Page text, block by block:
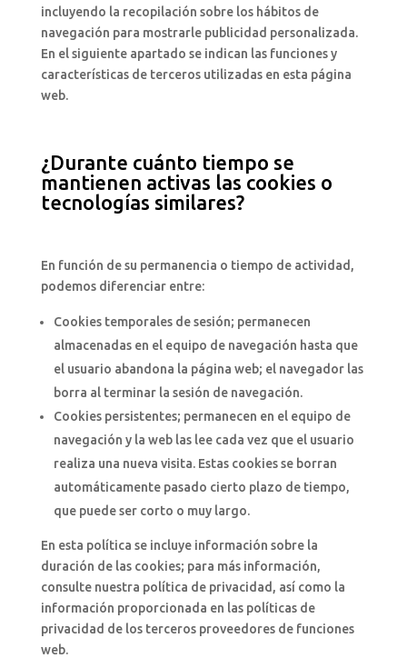
incluyendo la recopilación sobre los hábitos de
navegación para mostrarle publicidad personalizada.
En el siguiente apartado se indican las funciones y
características de terceros utilizadas en esta página
web.
¿Durante cuánto tiempo se
mantienen activas las cookies o
tecnologías similares?
En función de su permanencia o tiempo de actividad,
podemos diferenciar entre:
Cookies temporales de sesión; permanecen
almacenadas en el equipo de navegación hasta que
el usuario abandona la página web; el navegador las
borra al terminar la sesión de navegación.
Cookies persistentes; permanecen en el equipo de
navegación y la web las lee cada vez que el usuario
realiza una nueva visita. Estas cookies se borran
automáticamente pasado cierto plazo de tiempo,
que puede ser corto o muy largo.
En esta política se incluye información sobre la
duración de las cookies; para más información,
consulte nuestra política de privacidad, así como la
información proporcionada en las políticas de
privacidad de los terceros proveedores de funciones
web.